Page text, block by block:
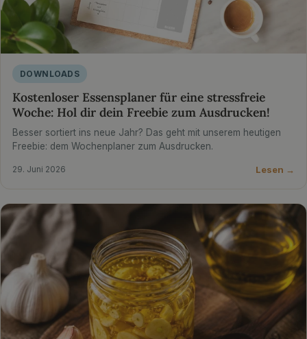
DOWNLOADS
Kostenloser Essensplaner für eine stressfreie
Woche: Hol dir dein Freebie zum Ausdrucken!
Besser sortiert ins neue Jahr? Das geht mit unserem heutigen
Freebie: dem Wochenplaner zum Ausdrucken.
29. Juni 2026 Lesen →